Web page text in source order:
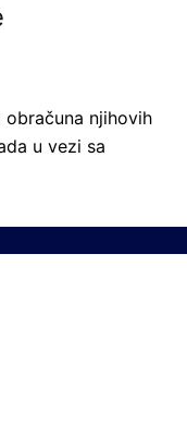
njihovih
u vezi sa